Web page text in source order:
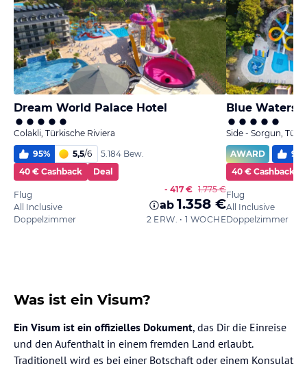
Dream World Palace Hotel
Colakli, Türkische Riviera
95% 5,5/6
5.184 Bew.
40 € Cashback
Deal
Flug
All Inclusive
Doppelzimmer
- 417 € 1.775 €
ab 1.358 €
2 ERW. • 1 WOCHE
Blue Waters
Side - Sorgun,
AWARD
99
40 € Cashback
Flug
All Inclusive
Doppelzimmer
Was ist ein Visum?
Ein Visum ist ein offizielles Dokument, das Dir die Einreise
und den Aufenthalt in einem fremden Land erlaubt.
Traditionell wird es bei einer Botschaft oder einem Konsulat